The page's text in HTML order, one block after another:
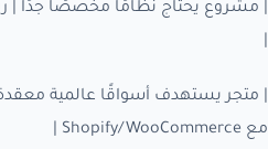
| مشروع يحتاج نظامًا مخصصًا جدًا |
| متجر يستهدف أسواقًا عالمية
مع Shopify/WooCommerce |